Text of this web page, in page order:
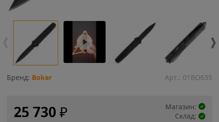
Бренд: Boker Арт.: 01BO635
25 730 ₽
Магазин:
Склад: